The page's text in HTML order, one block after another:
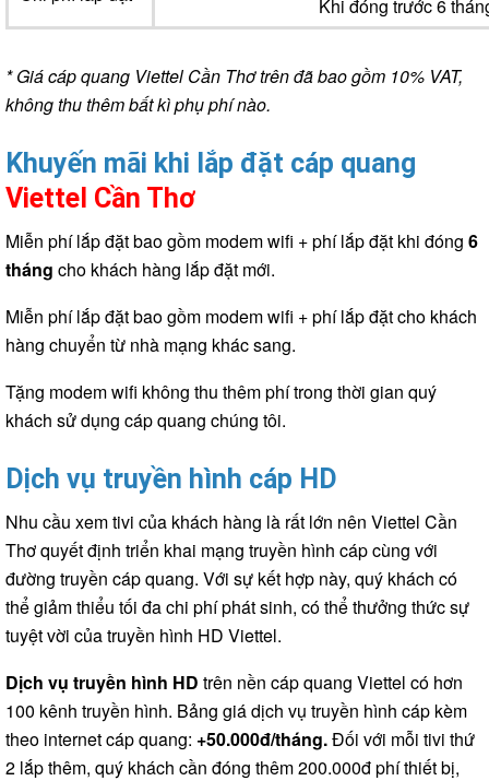
Khi đóng trước 6
* Giá cáp quang Viettel Cần Thơ trên đã bao gồm 10% VAT,
không thu thêm bất kì phụ phí nào.
Khuyến mãi khi lắp đặt cáp quang
Viettel Cần Thơ
Miễn phí lắp đặtbao gồm modem wifi + phí lắp đặt khi đóng 6
tháng cho khách hàng lắp đặt mới.
Miễn phí lắp đặtbao gồm modem wifi + phí lắp đặt cho khách
hàng chuyển từ nhà mạng khác sang.
Tặng modem wifi không thu thêm phí trong thời gian quý
khách sử dụng cáp quang chúng tôi.
Dịch vụ truyền hình cáp HD
Nhu cầu xem tivi của khách hàng là rất lớn nên Viettel Cần
Thơ quyết định triển khai mạng truyền hình cáp cùng với
đường truyền cáp quang. Với sự kết hợp này, quý khách có
thể giảm thiểu tối đa chi phí phát sinh, có thể thưởng thức sự
tuyệt vời của truyền hình HD Viettel.
Dịch vụ truyền hình HD trên nền cáp quang Viettel có hơn
100 kênh truyền hình. Bảng giá dịch vụ truyền hình cáp kèm
theo internet cáp quang: +50.000đ/tháng.Đối với mỗi tivi thứ
2 lắp thêm, quý khách cần đóng thêm 200.000đ phí thiết bị,